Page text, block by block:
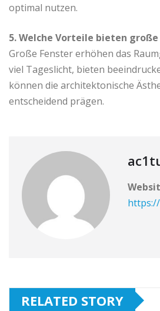
optimal nutzen.
5. Welche Vorteile bieten große
Große Fenster erhöhen das
viel Tageslicht, bieten
können die architektonische
entscheidend prägen.
RELATED STORY